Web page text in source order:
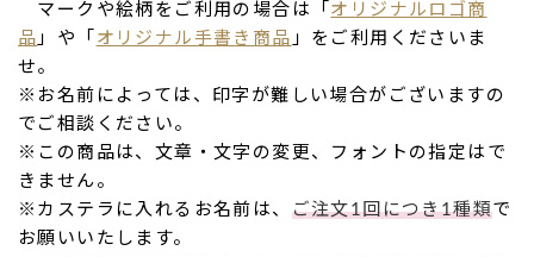
マークや絵柄をご利用の場合は「 オリジナルロゴ商
品 」や「 オリジナル手書き商品 」をご利用くださいま
せ。
※お名前によっては、印字が難しい場合がございますの
でご相談ください。
※この商品は、文章・文字の変更、フォントの指定はで
きません。
※カステラに入れるお名前は、 ご注文1回につき1種類で
お願いいたします。